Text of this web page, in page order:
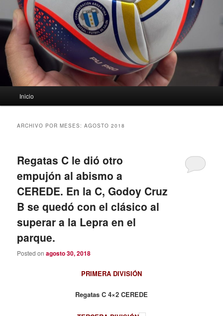
Inicio
ARCHIVO POR MESES:AGOSTO 2018
Regatas C le dió otro
empujón al abismo a
CEREDE. En la C, Godoy Cruz
B se quedó con el clásico al
superar a la Lepra en el
parque.
Posted onagosto 30, 2018
PRIMERA DIVISIÓN
Regatas C 4×2 CEREDE